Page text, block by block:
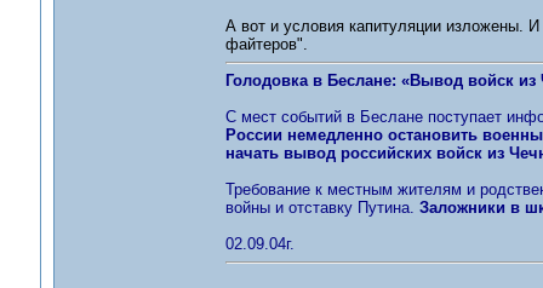
А вот и условия капитуляции изложены.
файтеров".
Голодовка в Беслане: «Вывод войск из
С мест событий в Беслане поступает
России немедленно остановить
начать вывод российских войск из
Требование к местным жителям и
войны и отставку Путина. Заложники в
02.09.04г.